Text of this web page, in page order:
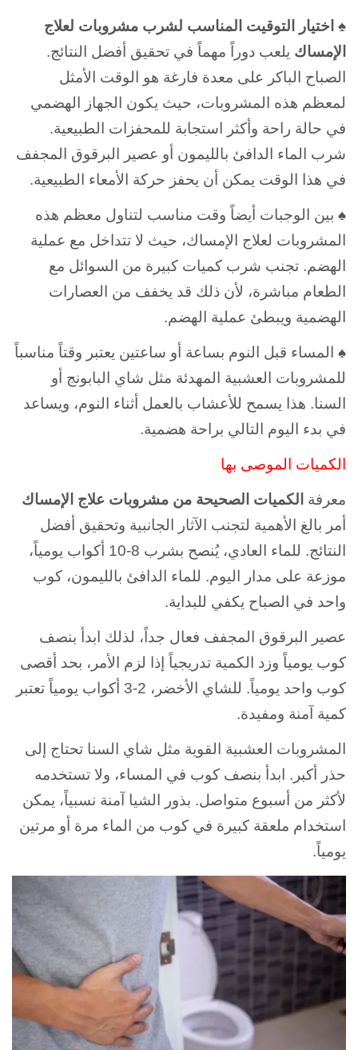
♠ اختيار التوقيت المناسب لشرب مشروبات لعلاج
الإمساك يلعب دوراً مهماً في تحقيق أفضل النتائج.
الصباح الباكر على معدة فارغة هو الوقت الأمثل
لمعظم هذه المشروبات، حيث يكون الجهاز الهضمي
في حالة راحة وأكثر استجابة للمحفزات الطبيعية.
شرب الماء الدافئ بالليمون أو عصير البرقوق المجفف
في هذا الوقت يمكن أن يحفز حركة الأمعاء الطبيعية.
♠ بين الوجبات أيضاً وقت مناسب لتناول معظم هذه
المشروبات لعلاج الإمساك، حيث لا تتداخل مع عملية
الهضم. تجنب شرب كميات كبيرة من السوائل مع
الطعام مباشرة، لأن ذلك قد يخفف من العصارات
الهضمية ويبطئ عملية الهضم.
♠ المساء قبل النوم بساعة أو ساعتين يعتبر وقتاً مناسباً
للمشروبات العشبية المهدئة مثل شاي البابونج أو
السنا. هذا يسمح للأعشاب بالعمل أثناء النوم، ويساعد
في بدء اليوم التالي براحة هضمية.
الكميات الموصى بها
معرفة الكميات الصحيحة من مشروبات علاج الإمساك
أمر بالغ الأهمية لتجنب الآثار الجانبية وتحقيق أفضل
النتائج. للماء العادي، يُنصح بشرب 8-10 أكواب يومياً،
موزعة على مدار اليوم. للماء الدافئ بالليمون، كوب
واحد في الصباح يكفي للبداية.
عصير البرقوق المجفف فعال جداً، لذلك ابدأ بنصف
كوب يومياً وزد الكمية تدريجياً إذا لزم الأمر، بحد أقصى
كوب واحد يومياً. للشاي الأخضر، 2-3 أكواب يومياً تعتبر
كمية آمنة ومفيدة.
المشروبات العشبية القوية مثل شاي السنا تحتاج إلى
حذر أكبر. ابدأ بنصف كوب في المساء، ولا تستخدمه
لأكثر من أسبوع متواصل. بذور الشيا آمنة نسبياً، يمكن
استخدام ملعقة كبيرة في كوب من الماء مرة أو مرتين
يومياً.